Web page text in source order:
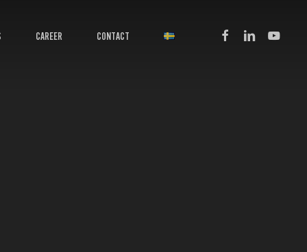
CAREER CONTACT facebooklinkedin youtube